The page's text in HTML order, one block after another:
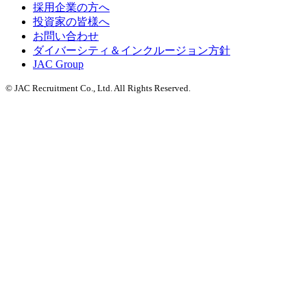
採用企業の方へ
投資家の皆様へ
お問い合わせ
ダイバーシティ＆インクルージョン方針
JAC Group
© JAC Recruitment Co., Ltd. All Rights Reserved.